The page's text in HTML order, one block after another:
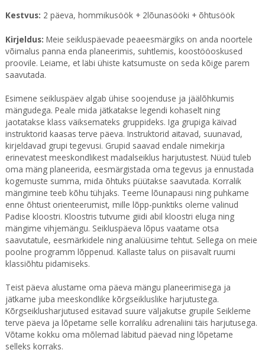
Kestvus: 2 päeva, hommikusöök + 2lõunasööki + õhtusöök
Kirjeldus: Meie seikluspäevade peaeesmärgiks on anda noortele
võimalus panna enda planeerimis, suhtlemis, koostööoskused
proovile. Leiame, et läbi ühiste katsumuste on seda kõige parem
saavutada.
Esimene seikluspäev algab ühise soojenduse ja jäälõhkumis
mängudega. Peale mida jätkatakse legendi kohaselt ning
jaotatakse klass väiksemateks gruppideks. Iga grupiga käivad
instruktorid kaasas terve päeva. Instruktorid aitavad, suunavad,
kirjeldavad grupi tegevusi. Grupid saavad endale nimekirja
erinevatest meeskondlikest madalseiklus harjutustest. Nüüd tuleb
oma mäng planeerida, eesmärgistada oma tegevus ja ennustada
kogemuste summa, mida õhtuks püütakse saavutada. Korralik
mängimine teeb kõhu tühjaks. Teeme lõunapausi ning puhkame
enne õhtust orienteerumist, mille lõpp-punktiks oleme valinud
Padise kloostri. Kloostris tutvume giidi abil kloostri eluga ning
mängime vihjemängu. Seikluspäeva lõpus vaatame otsa
saavutatule, eesmärkidele ning analüüsime tehtut. Sellega on meie
poolne programm lõppenud. Kallaste talus on piisavalt ruumi
klassiõhtu pidamiseks.
Teist päeva alustame oma päeva mängu planeerimisega ja
jätkame juba meeskondlike kõrgseikluslike harjutustega.
Kõrgseiklusharjutused esitavad suure väljakutse grupile Seikleme
terve päeva ja lõpetame selle korraliku adrenaliini täis harjutusega.
Võtame kokku oma mõlemad läbitud päevad ning lõpetame
selleks korraks.